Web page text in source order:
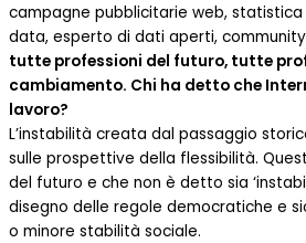
campagne pubblicitarie web,
data, esperto di dati aperti,
tutte professioni del futuro, tutte
cambiamento. Chi ha detto che
lavoro?
L’instabilità creata dal passaggio
sulle prospettive della flessibilità.
del futuro e che non è detto sia
disegno delle regole democratiche e
o minore stabilità sociale.